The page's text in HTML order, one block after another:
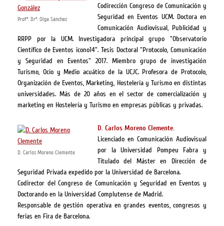
Profª. Drª. Olga Sánchez
Codirección Congreso de Comunicación y
Seguridad en Eventos UCM. Doctora en
Comunicación Audiovisual, Publicidad y
RRPP por la UCM. Investigadora principal grupo "Observatorio
Científico de Eventos icono14". Tesis Doctoral "Protocolo, Comunicación
y Seguridad en Eventos" 2017. Miembro grupo de investigación
Turismo, Ocio y Medio acuático de la UCJC. Profesora de Protocolo,
Organización de Eventos, Marketing, Hostelería y Turismo en distintas
universidades. Más de 20 años en el sector de comercialización y
marketing en Hostelería y Turismo en empresas públicas y privadas.
D. Carlos Moreno Clemente
D. Carlos Moreno Clemente.
Licenciado en Comunicación Audiovisual
por la Universidad Pompeu Fabra y
Titulado del Máster en Dirección de
Seguridad Privada expedido por la Universidad de Barcelona.
Codirector del Congreso de Comunicación y Seguridad en Eventos y
Doctorando en la Universidad Complutense de Madrid.
Responsable de gestión operativa en grandes eventos, congresos y
ferias en Fira de Barcelona.